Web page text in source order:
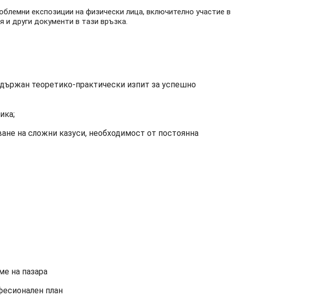
експозиции на физически лица, включително участие в
и други документи в тази връзка.
теоретико-практически изпит за успешно
на сложни казуси, необходимост от постоянна
на пазара
план